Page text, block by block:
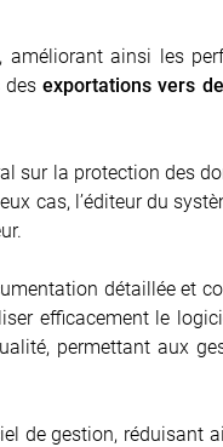
ainsi les
desexportations vers
sur la protection des
cas, l’éditeur du
détaillée et
efficacement le
permettant aux
de gestion, réduisant